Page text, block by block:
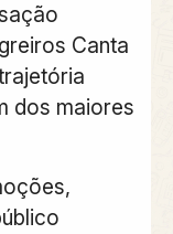
Canta
dos maiores